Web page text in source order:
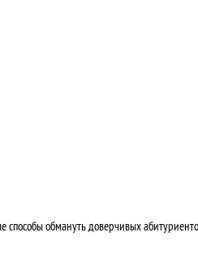
обмануть доверчивых